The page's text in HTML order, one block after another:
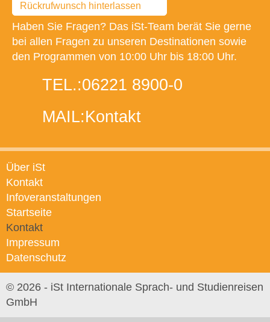
Rückrufwunsch hinterlassen
Haben Sie Fragen? Das iSt-Team berät Sie gerne
bei allen Fragen zu unseren Destinationen sowie
den Programmen von 10:00 Uhr bis 18:00 Uhr.
TEL.:06221 8900-0
MAIL:Kontakt
Über iSt
Kontakt
Infoveranstaltungen
Startseite
Kontakt
Impressum
Datenschutz
© 2026 - iSt Internationale Sprach- und Studienreisen
GmbH